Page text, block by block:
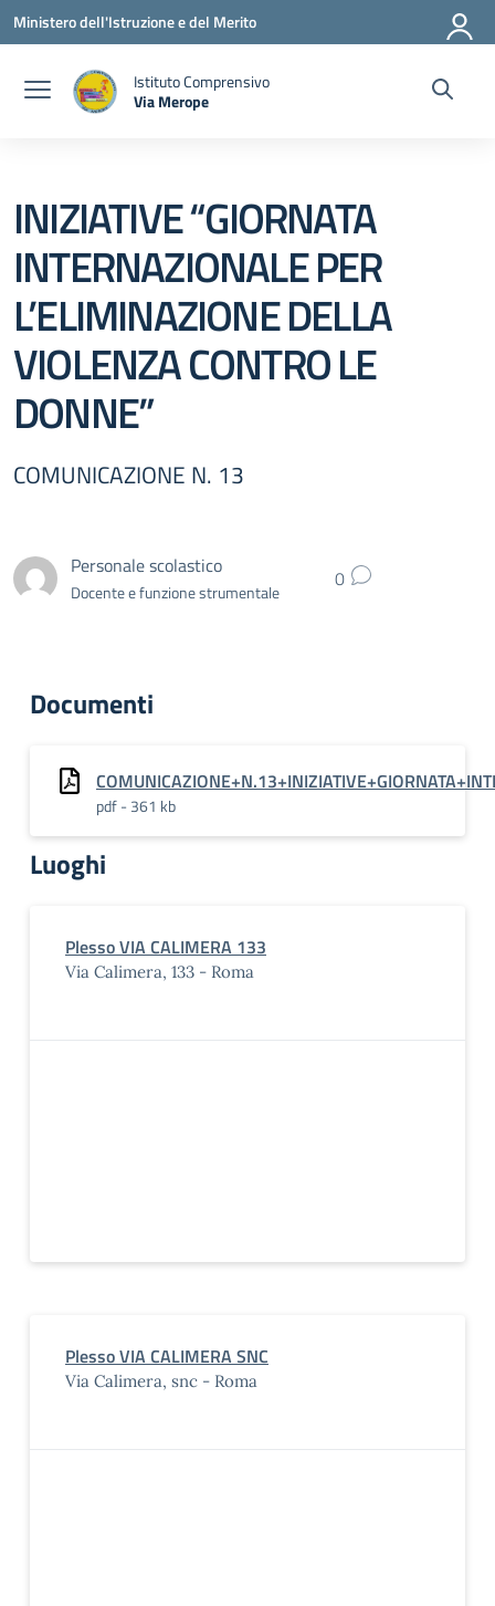
Vai ai contenuti
Vai al menu di navigazione
Vai al footer
Ministero dell'Istruzione e del Merito
Istituto Comprensivo
Via Merope
INIZIATIVE “GIORNATA
INTERNAZIONALE PER
L’ELIMINAZIONE DELLA
VIOLENZA CONTRO LE
DONNE”
COMUNICAZIONE N. 13
Personale scolastico
Docente e funzione strumentale 0
Documenti
pdf - 361 kb
Luoghi
Plesso VIA CALIMERA 133
Via Calimera, 133 - Roma
Plesso VIA CALIMERA SNC
Via Calimera, snc - Roma